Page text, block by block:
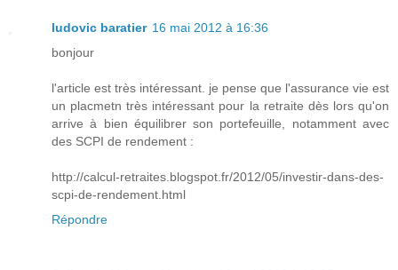
ludovic baratier 16 mai 2012 à 16:36
bonjour
l'article est très intéressant. je pense que l'assurance vie est
un placmetn très intéressant pour la retraite dès lors qu'on
arrive à bien équilibrer son portefeuille, notamment avec
des SCPI de rendement :
http://calcul-retraites.blogspot.fr/2012/05/investir-dans-des-
scpi-de-rendement.html
Répondre